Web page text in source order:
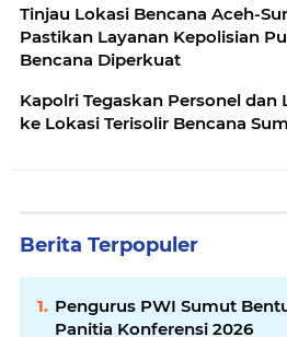
Tinjau Lokasi Bencana Aceh-
Pastikan Layanan Kepolisian
Bencana Diperkuat
Kapolri Tegaskan Personel
ke Lokasi Terisolir Bencana
Berita Terpopuler
Pengurus PWI Sumut
Panitia Konferensi 2026